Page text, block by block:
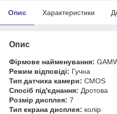
Опис Характеристики
Опис
Фірмове найменування:
Режим відповіді: Гучна
Тип датчика камери: CMOS
Спосіб під'єднання: Дротова
Розмір дисплея: 7
Тип екрана дисплея: колір